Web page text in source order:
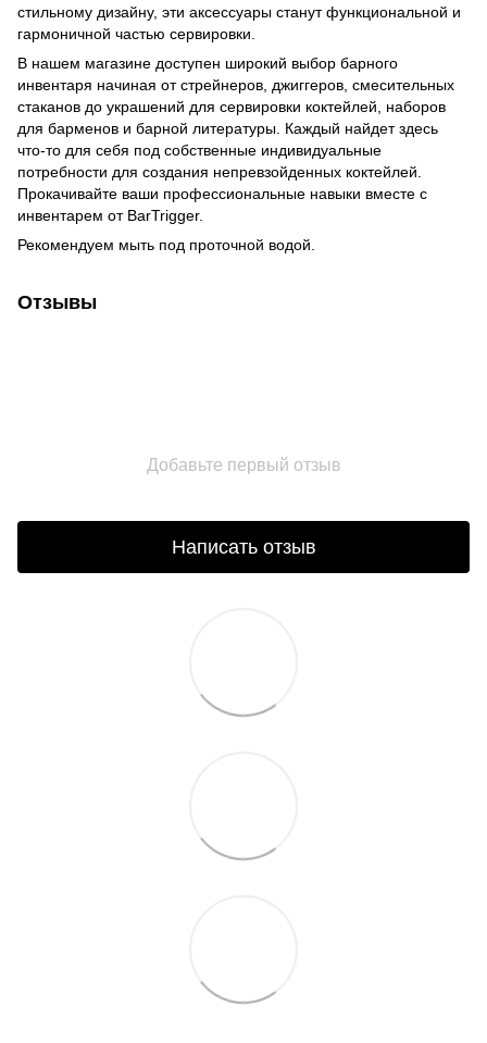
стильному дизайну, эти аксессуары станут функциональной и
гармоничной частью сервировки.
В нашем магазине доступен широкий выбор барного
инвентаря начиная от стрейнеров, джиггеров, смесительных
стаканов до украшений для сервировки коктейлей, наборов
для барменов и барной литературы. Каждый найдет здесь
что-то для себя под собственные индивидуальные
потребности для создания непревзойденных коктейлей.
Прокачивайте ваши профессиональные навыки вместе с
инвентарем от BarTrigger.
Рекомендуем мыть под проточной водой.
Отзывы
Добавьте первый отзыв
Написать отзыв